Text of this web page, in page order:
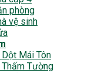
phòng
vệ sinh
Dột Mái Tôn
Thấm Tường